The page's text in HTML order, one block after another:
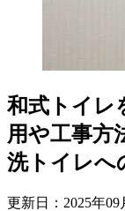
和式トイレ
用や工事方
洗トイレへ
更新日： 2025年09